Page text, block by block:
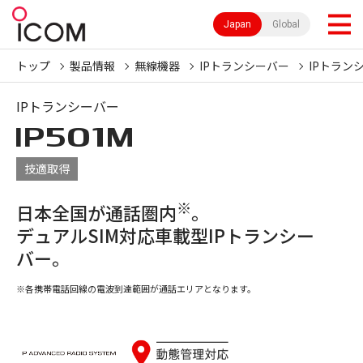
Japan Global
トップ 製品情報 無線機器 IPトランシーバー IPトラン
IPトランシーバー
IP501M
技適取得
日本全国が通話圏内※。
デュアルSIM対応車載型IPトランシー
バー。
※各携帯電話回線の電波到達範囲が通話エリアとなります。